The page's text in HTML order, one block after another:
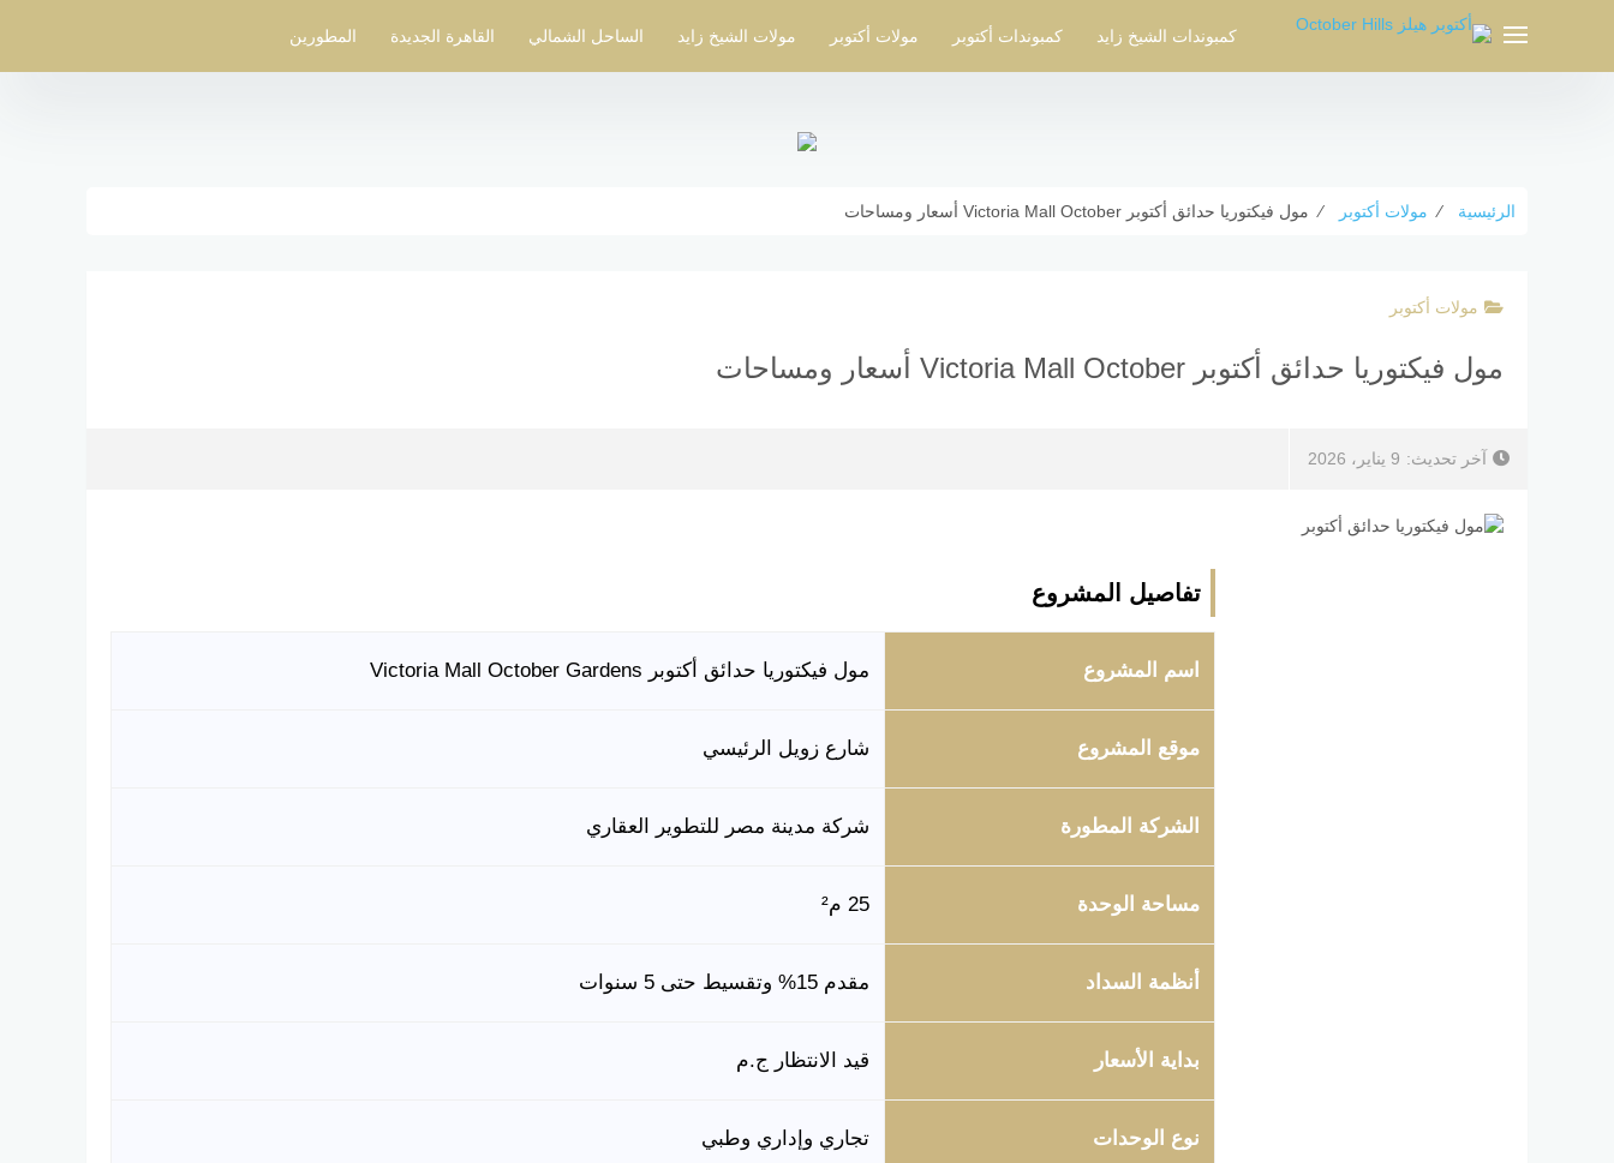
كمبوندات الشيخ زايد كمبوندات أكتوبر مولات أكتوبر مولات الشيخ زايد الساحل الشمالي القاهرة الجديدة المطورين
الرئيسية ⁄ مولات أكتوبر ⁄ مول فيكتوريا حدائق أكتوبر Victoria Mall October أسعار ومساحات
مولات أكتوبر
مول فيكتوريا حدائق أكتوبر Victoria Mall October أسعار ومساحات
آخر تحديث: 9 يناير، 2026
تفاصيل المشروع
اسم المشروع مول فيكتوريا حدائق أكتوبر Victoria Mall October Gardens
موقع المشروع شارع زويل الرئيسي
الشركة المطورة شركة مدينة مصر للتطوير العقاري
مساحة الوحدة 25 م²
أنظمة السداد مقدم 15% وتقسيط حتى 5 سنوات
بداية الأسعار قيد الانتظار ج.م
نوع الوحدات تجاري وإداري وطبي